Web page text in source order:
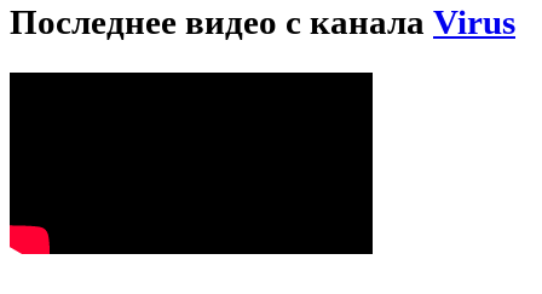
Последнее видео с канала Virus